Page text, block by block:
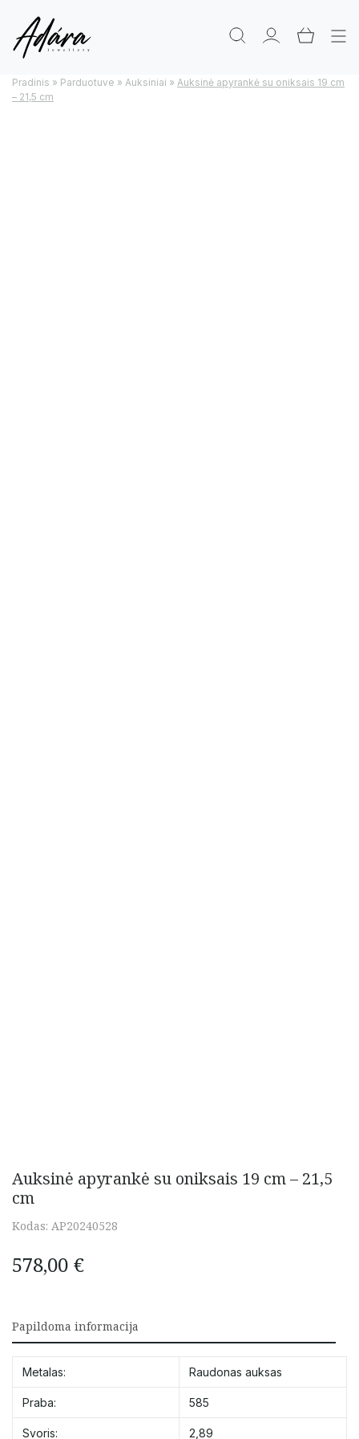
Pradinis » Parduotuve » Auksiniai » Auksinė apyrankė su oniksais 19 cm
– 21,5 cm
Auksinė apyrankė su oniksais 19 cm – 21,5
cm
Kodas: AP20240528
578,00 €
Papildoma informacija
Metalas: Raudonas auksas
Praba: 585
Svoris: 2,89